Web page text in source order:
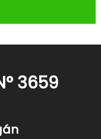
3659